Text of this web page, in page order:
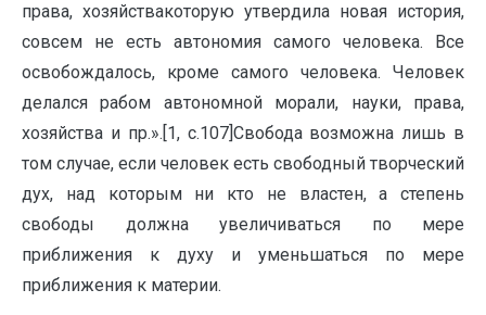
права, хозяйствакоторую утвердила новая история,
совсем не есть автономия самого человека. Все
освобождалось, кроме самого человека. Человек
делался рабом автономной морали, науки, права,
хозяйства и пр.».[1, с.107]Свобода возможна лишь в
том случае, если человек есть свободный творческий
дух, над которым ни кто не властен, а степень
свободы должна увеличиваться по мере
приближения к духу и уменьшаться по мере
приближения к материи.